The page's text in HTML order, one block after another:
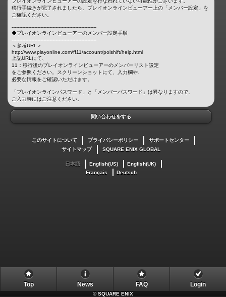
移行手続きが完了されましたら、プレイオンラインビューアー上の「メンバー設定」を
ご確認ください。
--------------------------------------------------------
◆プレイオンラインビューアーのメンバー設定手順
--------------------------------------------------------
＜参考URL＞
http://www.playonline.com/ff11/account/polshift/help.html
上記URLにて、
11：移行後のプレイオンラインビューアーのメンバーリスト設定
をご参照ください。スクリーンショットにて、入力欄や、
必要な情報をご確認いただけます。
「プレイオンラインパスワード」と「メンバーパスワード」は異なりますので、
ご入力時にはご注意ください。
問い合わせをする
このサイトについて プライバシーポリシー
サポートセンター
サイトマップ
SQUARE ENIX GLOBAL
日本語 English(US)
English(UK)
Français
Deutsch
Top News FAQ Login
©SQUARE ENIX